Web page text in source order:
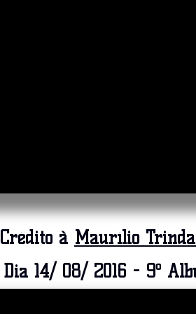
Crédito à Maurílio
Dia 14/ 08/ 2016 - 9º